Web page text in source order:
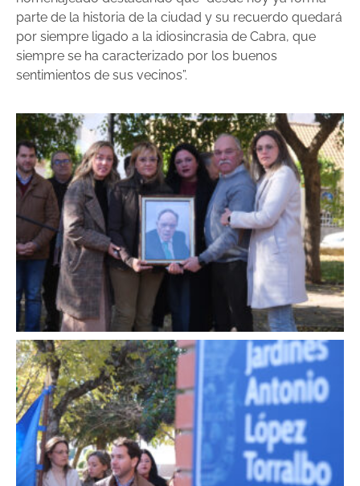
parte de la historia de la ciudad y su recuerdo quedará
por siempre ligado a la idiosincrasia de Cabra, que
siempre se ha caracterizado por los buenos
sentimientos de sus vecinos”.